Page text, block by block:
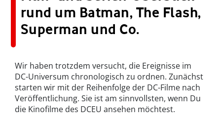
rund um Batman, The Flash,
Superman und Co.
Wir haben trotzdem versucht, die Ereignisse im
DC-Universum chronologisch zu ordnen. Zunächst
starten wir mit der Reihenfolge der DC-Filme nach
Veröffentlichung. Sie ist am sinnvollsten, wenn Du
die Kinofilme des DCEU ansehen möchtest.